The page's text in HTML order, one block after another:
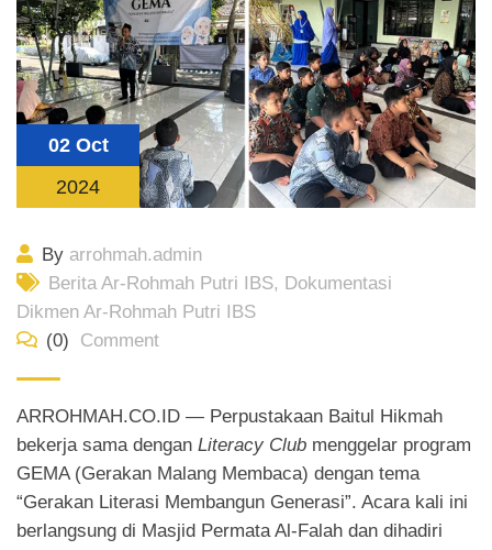
02 Oct
2024
By arrohmah.admin
Berita Ar-Rohmah Putri IBS, Dokumentasi
Dikmen Ar-Rohmah Putri IBS
(0)
Comment
ARROHMAH.CO.ID — Perpustakaan Baitul Hikmah
bekerja sama dengan Literacy Club menggelar program
GEMA (Gerakan Malang Membaca) dengan tema
“Gerakan Literasi Membangun Generasi”. Acara kali ini
berlangsung di Masjid Permata Al-Falah dan dihadiri